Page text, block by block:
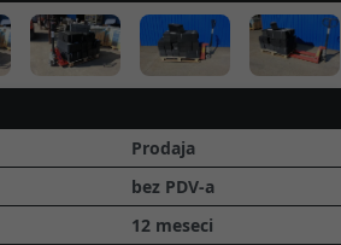
1 / 7
Prodaja
bez PDV-a
12 meseci